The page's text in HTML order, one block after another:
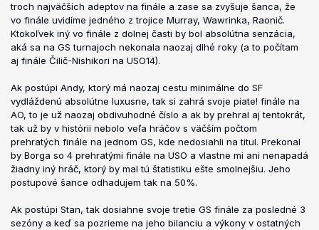
troch najväčších adeptov na finále a zase sa zvyšuje šanca, že
vo finále uvidíme jedného z trojice Murray, Wawrinka, Raonič.
Ktokoľvek iný vo finále z dolnej časti by bol absolútna senzácia,
aká sa na GS turnajoch nekonala naozaj dlhé roky (a to počítam
aj finále Čilič-Nishikori na USO14).
Ak postúpi Andy, ktorý má naozaj cestu minimálne do SF
vydláždenú absolútne luxusne, tak si zahrá svoje piate! finále na
AO, to je už naozaj obdivuhodné číslo a ak by prehral aj tentokrát,
tak už by v histórii nebolo veľa hráčov s väčším počtom
prehratých finále na jednom GS, kde nedosiahli na titul. Prekonal
by Borga so 4 prehratými finále na USO a vlastne mi ani nenapadá
žiadny iný hráč, ktorý by mal tú štatistiku ešte smolnejšiu. Jeho
postupové šance odhadujem tak na 50%.
Ak postúpi Stan, tak dosiahne svoje tretie GS finále za posledné 3
sezóny a keď sa pozrieme na jeho bilanciu a výkony v ostatných